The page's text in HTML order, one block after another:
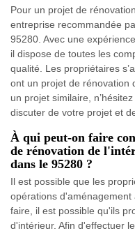
Pour un projet de
entreprise recommandée
95280. Avec une
il dispose de toutes les
qualité. Les propriétaires
ont un projet de rénovation
un projet similaire,
discuter de votre projet et
À qui peut-on faire
de rénovation de
dans le 95280 ?
Il est possible que les
opérations
faire, il est possible qu'ils
d'intérieur. Afin d'effectuer